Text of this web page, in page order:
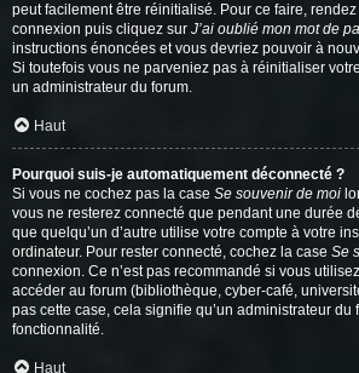
peut facilement être réinitialisé. Pour ce faire,
connexion puis cliquez sur J’ai oublié mon mot de
instructions énoncées et vous devriez pouvoir à
Si toutefois vous ne parveniez pas à réinitialiser
un administrateur du forum.
Haut
Pourquoi suis-je automatiquement déconnecté ?
Si vous ne cochez pas la case Se souvenir de moi
vous ne resterez connecté que pendant une durée
que quelqu’un d’autre utilise votre compte à votre
ordinateur. Pour rester connecté, cochez la case Se
connexion. Ce n’est pas recommandé si vous
accéder au forum (bibliothèque, cyber-café,
pas cette case, cela signifie qu’un administrateur du
fonctionnalité.
Haut